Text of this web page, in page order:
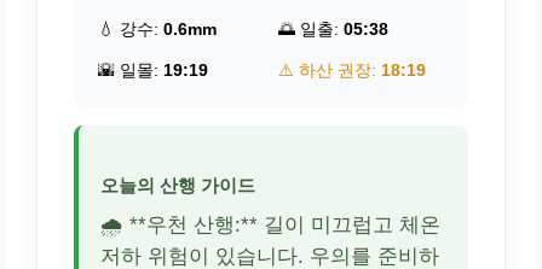
💧 강수: 0.6mm 🌅 일출: 05:38
🌇 일몰: 19:19 ⚠️ 하산 권장: 18:19
오늘의 산행 가이드
🌧️ **우천 산행:** 길이 미끄럽고 체온
저하 위험이 있습니다. 우의를 준비하